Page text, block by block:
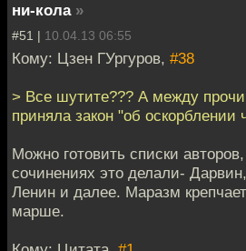
ни-кола »
#51 | 10.04.13 06:55
Кому: Цзен ГУргуров, #38
> Все шутите??? А между
приняла закон "об
Можно готовить списки
сочинениях это делали-
Ленин и далее. Маразм
марше.